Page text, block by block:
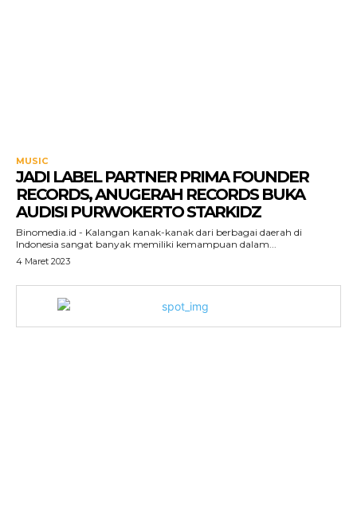
MUSIC
JADI LABEL PARTNER PRIMA FOUNDER
RECORDS, ANUGERAH RECORDS BUKA
AUDISI PURWOKERTO STARKIDZ
Binomedia.id - Kalangan kanak-kanak dari berbagai daerah di
Indonesia sangat banyak memiliki kemampuan dalam...
4 Maret 2023